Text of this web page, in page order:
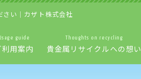
さい｜カザト株式会社
利用案内
Usage guide
貴金属リサイクルへの想い
Thoughts on recycling